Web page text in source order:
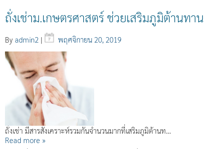
ถั่งเช่าม.เกษตรศาสตร์ ช่วยเสริมภูมิต้านทาน
By admin2 | พฤศจิกายน 20, 2019
ถั่งเช่า มีสารสังเคราะห์รวมกันจำนวนมากที่เสริมภูมิต้านท…
Read more »